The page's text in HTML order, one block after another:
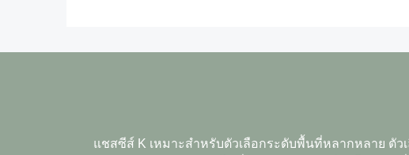
แชสซีส์ K เหมาะสำหรับตัวเลือกระดับพื้นที่หลากหลาย ตั